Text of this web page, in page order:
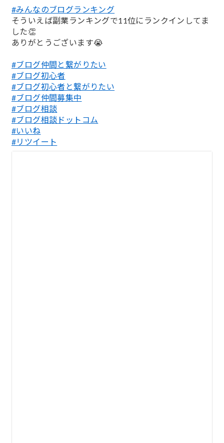
;
#みんなのブログランキング
そういえば副業ランキングで11位にランクインしてま
した👏
ありがとうございます😭
#ブログ仲間と繋がりたい
#ブログ初心者
#ブログ初心者と繋がりたい
#ブログ仲間募集中
#ブログ相談
#ブログ相談ドットコム
#いいね
#リツイート